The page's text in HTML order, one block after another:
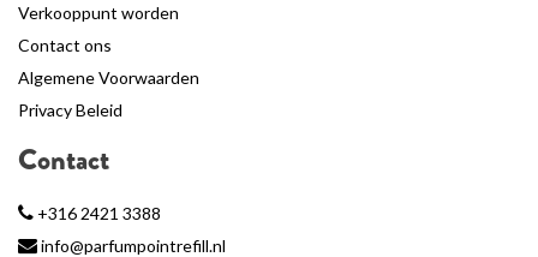
Verkooppunt worden
Contact ons
Algemene Voorwaarden
Privacy Beleid
Contact
+316 2421 3388
info@parfumpointrefill.nl